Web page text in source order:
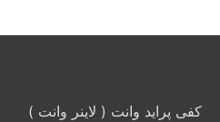
کفی پراید وانت ( لاینر وانت )